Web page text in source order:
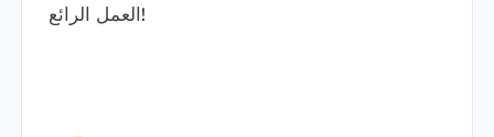
العمل الرائع!